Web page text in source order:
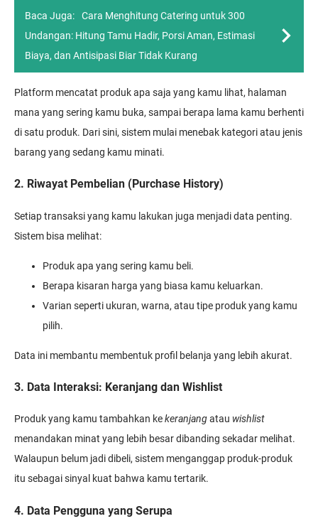
Baca Juga:
Cara Menghitung Catering untuk 300
Undangan: Hitung Tamu Hadir, Porsi Aman, Estimasi
Biaya, dan Antisipasi Biar Tidak Kurang
Platform mencatat produk apa saja yang kamu lihat, halaman
mana yang sering kamu buka, sampai berapa lama kamu berhenti
di satu produk. Dari sini, sistem mulai menebak kategori atau jenis
barang yang sedang kamu minati.
2. Riwayat Pembelian (Purchase History)
Setiap transaksi yang kamu lakukan juga menjadi data penting.
Sistem bisa melihat:
Produk apa yang sering kamu beli.
Berapa kisaran harga yang biasa kamu keluarkan.
Varian seperti ukuran, warna, atau tipe produk yang kamu
pilih.
Data ini membantu membentuk profil belanja yang lebih akurat.
3. Data Interaksi: Keranjang dan Wishlist
Produk yang kamu tambahkan kekeranjangatau wishlist
menandakan minat yang lebih besar dibanding sekadar melihat.
Walaupun belum jadi dibeli, sistem menganggap produk-produk
itu sebagai sinyal kuat bahwa kamu tertarik.
4. Data Pengguna yang Serupa